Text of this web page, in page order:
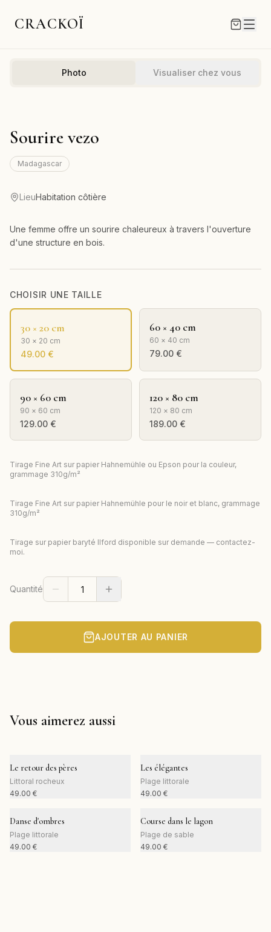
CRACKOÏ
Photo Visualiser chez vous
Sourire vezo
Madagascar
LieuHabitation côtière
Une femme offre un sourire chaleureux à travers l'ouverture
d'une structure en bois.
CHOISIR UNE TAILLE
30 × 20 cm
30 × 20 cm
49.00 €
60 × 40 cm
60 × 40 cm
79.00 €
90 × 60 cm
90 × 60 cm
129.00 €
120 × 80 cm
120 × 80 cm
189.00 €
Tirage Fine Art sur papier Hahnemühle ou Epson pour la couleur,
grammage 310g/m²
Tirage Fine Art sur papier Hahnemühle pour le noir et blanc, grammage
310g/m²
Tirage sur papier baryté Ilford disponible sur demande — contactez-
moi.
Quantité
AJOUTER AU PANIER
Vous aimerez aussi
Le retour des pères
Littoral rocheux
49.00 €
Les élégantes
Plage littorale
49.00 €
Danse d'ombres
Plage littorale
49.00 €
Course dans le lagon
Plage de sable
49.00 €